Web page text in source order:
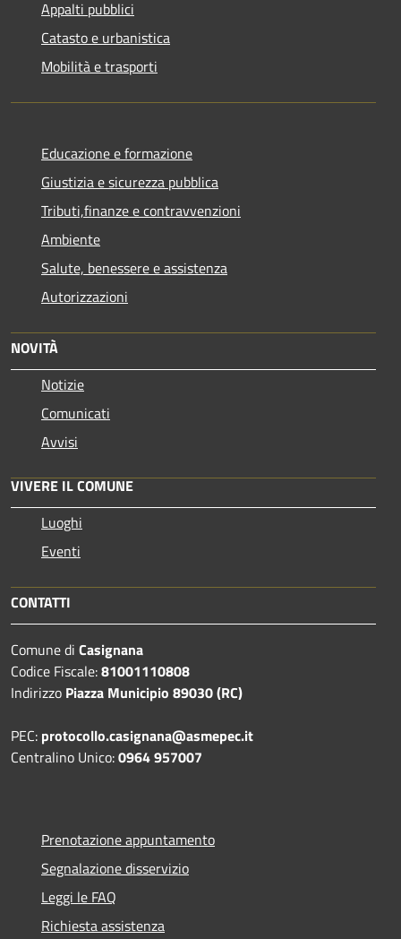
Appalti pubblici
Catasto e urbanistica
Mobilità e trasporti
Educazione e formazione
Giustizia e sicurezza pubblica
Tributi,finanze e contravvenzioni
Ambiente
Salute, benessere e assistenza
Autorizzazioni
NOVITÀ
Notizie
Comunicati
Avvisi
VIVERE IL COMUNE
Luoghi
Eventi
CONTATTI
Comune di Casignana
Codice Fiscale:81001110808
Indirizzo Piazza Municipio 89030 (RC)
PEC: protocollo.casignana@asmepec.it
Centralino Unico:0964 957007
Prenotazione appuntamento
Segnalazione disservizio
Leggi le FAQ
Richiesta assistenza